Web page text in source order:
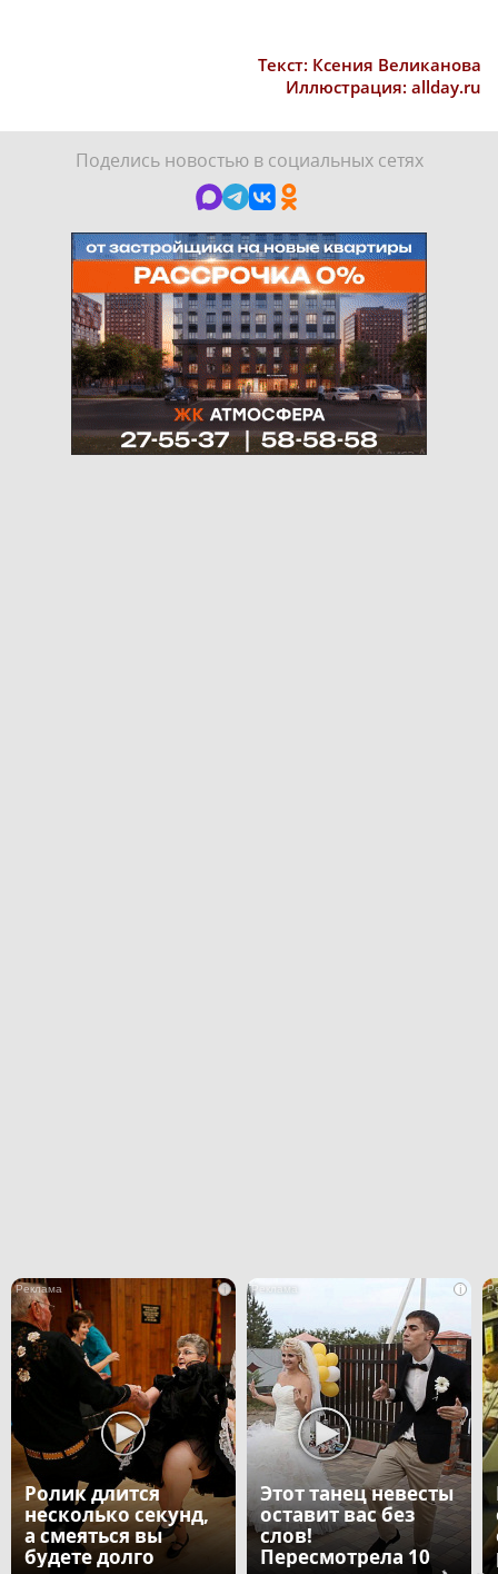
Текст: Ксения Великанова
Иллюстрация: allday.ru
Поделись новостью в социальных сетях
i
Ролик длится
несколько секунд,
а смеяться вы
будете долго
i
Этот танец невесты
оставит вас без
слов!
Пересмотрела 10